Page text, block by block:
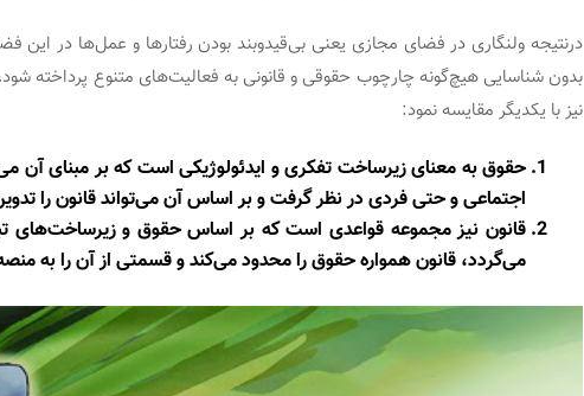
درنتیجه ولنگاری در فضای مجازی یعنی بی‌قیدوبند بودن رفتارها و عمل‌ها در این
بدون شناسایی هیچ‌گونه چارچوب حقوقی و قانونی به فعالیت‌های متنوع پرداخته شود،
نیز با یکدیگر مقایسه نمود:
حقوق به معنای زیرساخت تفکری و ایدئولوژیکی است که بر مبنای آن
اجتماعی و حتی فردی در نظر گرفت و بر اساس آن می‌تواند قانون را
قانون نیز مجموعه قواعدی است که بر اساس حقوق و زیرساخت‌های
می‌گردد، قانون همواره حقوق را محدود می‌کند و قسمتی از آن را به